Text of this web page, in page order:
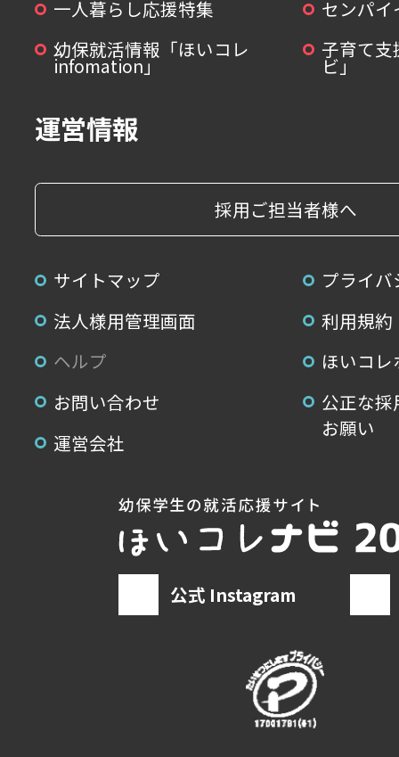
一人暮らし応援特集
センパ
幼保就活情報「ほいコレ
infomation」
子育て支
ビ」
運営情報
採用ご担当者様へ
サイトマップ
プライ
法人様用管理画面
利用規約
ヘルプ
ほいコ
お問い合わせ
公正な
お願い
運営会社
公式 Instagram